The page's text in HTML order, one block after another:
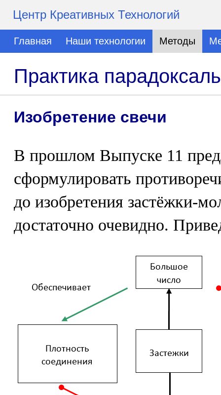
Центр Креативных Технологий
Главная Наши технологии Методы
Практика
Изобретение свечи
В прошлом Выпуске 11
сформулировать
до изобретения застёжки-
достаточно очевидно.